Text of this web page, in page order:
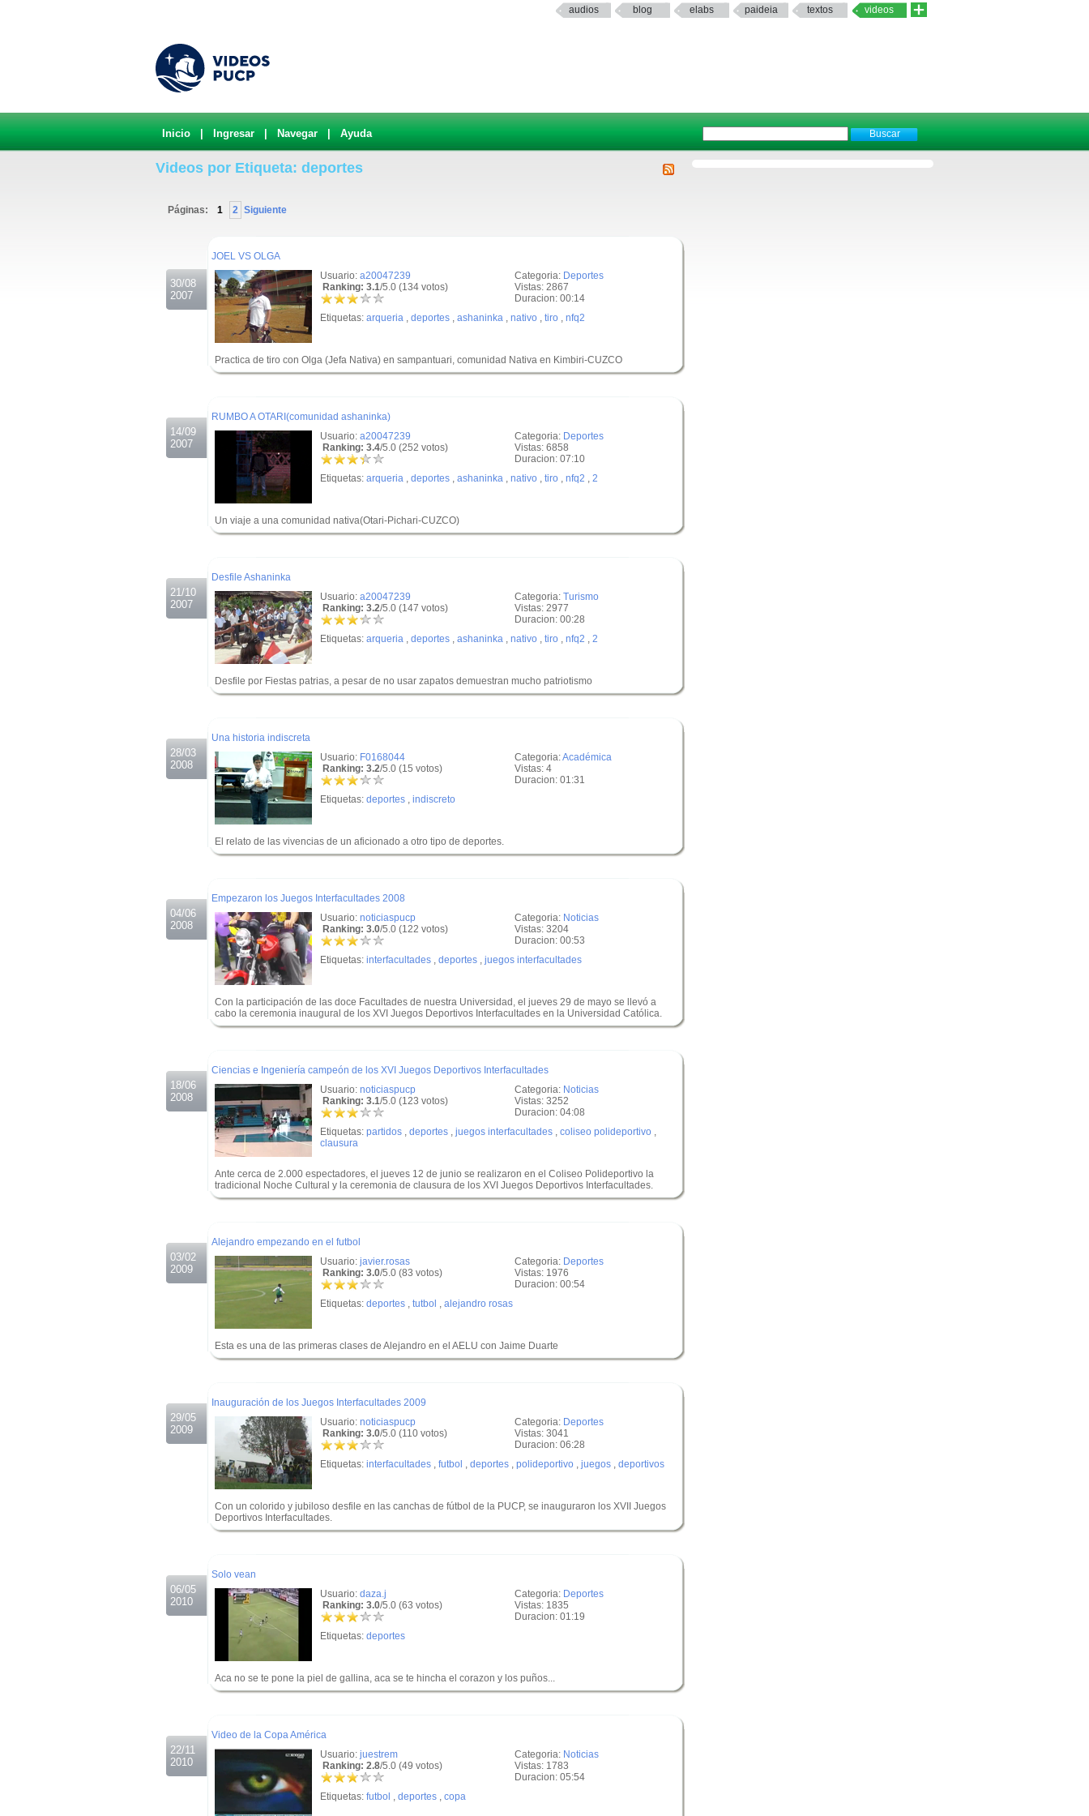
audios blog elabs paideia textos videos
Inicio Ingresar Navegar Ayuda
Videos por Etiqueta: deportes
Páginas: 1 2 Siguiente
30/08
2007
JOEL VS OLGA
Categoria: Deportes
Vistas: 2867
Duracion: 00:14
Usuario: a20047239
Ranking: 3.1/5.0 (134 votos)
Etiquetas: arqueria , deportes , ashaninka , nativo , tiro , nfq2
Practica de tiro con Olga (Jefa Nativa) en sampantuari, comunidad Nativa en Kimbiri-CUZCO
14/09
2007
RUMBO A OTARI(comunidad ashaninka)
Categoria: Deportes
Vistas: 6858
Duracion: 07:10
Usuario: a20047239
Ranking: 3.4/5.0 (252 votos)
Etiquetas: arqueria , deportes , ashaninka , nativo , tiro , nfq2 , 2
Un viaje a una comunidad nativa(Otari-Pichari-CUZCO)
21/10
2007
Desfile Ashaninka
Categoria: Turismo
Vistas: 2977
Duracion: 00:28
Usuario: a20047239
Ranking: 3.2/5.0 (147 votos)
Etiquetas: arqueria , deportes , ashaninka , nativo , tiro , nfq2 , 2
Desfile por Fiestas patrias, a pesar de no usar zapatos demuestran mucho patriotismo
28/03
2008
Una historia indiscreta
Categoria:Académica
Vistas: 4
Duracion: 01:31
Usuario: F0168044
Ranking: 3.2/5.0 (15 votos)
Etiquetas: deportes , indiscreto
El relato de las vivencias de un aficionado a otro tipo de deportes.
04/06
2008
Empezaron los Juegos Interfacultades 2008
Categoria: Noticias
Vistas: 3204
Duracion: 00:53
Usuario: noticiaspucp
Ranking: 3.0/5.0 (122 votos)
Etiquetas: interfacultades , deportes , juegos interfacultades
Con la participación de las doce Facultades de nuestra Universidad, el jueves 29 de mayo se llevó a
cabo la ceremonia inaugural de los XVI Juegos Deportivos Interfacultades en la Universidad Católica.
18/06
2008
Ciencias e Ingeniería campeón de los XVI Juegos Deportivos Interfacultades
Categoria: Noticias
Vistas: 3252
Duracion: 04:08
Usuario: noticiaspucp
Ranking: 3.1/5.0 (123 votos)
Etiquetas: partidos , deportes , juegos interfacultades , coliseo polideportivo ,
clausura
Ante cerca de 2.000 espectadores, el jueves 12 de junio se realizaron en el Coliseo Polideportivo la
tradicional Noche Cultural y la ceremonia de clausura de los XVI Juegos Deportivos Interfacultades.
03/02
2009
Alejandro empezando en el futbol
Categoria: Deportes
Vistas: 1976
Duracion: 00:54
Usuario: javier.rosas
Ranking: 3.0/5.0 (83 votos)
Etiquetas: deportes , tutbol , alejandro rosas
Esta es una de las primeras clases de Alejandro en el AELU con Jaime Duarte
29/05
2009
Inauguración de los Juegos Interfacultades 2009
Categoria: Deportes
Vistas: 3041
Duracion: 06:28
Usuario: noticiaspucp
Ranking: 3.0/5.0 (110 votos)
Etiquetas: interfacultades , futbol , deportes , polideportivo , juegos , deportivos
Con un colorido y jubiloso desfile en las canchas de fútbol de la PUCP, se inauguraron los XVII Juegos
Deportivos Interfacultades.
06/05
2010
Solo vean
Categoria: Deportes
Vistas: 1835
Duracion: 01:19
Usuario: daza.j
Ranking: 3.0/5.0 (63 votos)
Etiquetas: deportes
Aca no se te pone la piel de gallina, aca se te hincha el corazon y los puños...
22/11
2010
Video de la Copa América
Categoria: Noticias
Vistas: 1783
Duracion: 05:54
Usuario: juestrem
Ranking: 2.8/5.0 (49 votos)
Etiquetas: futbol , deportes , copa